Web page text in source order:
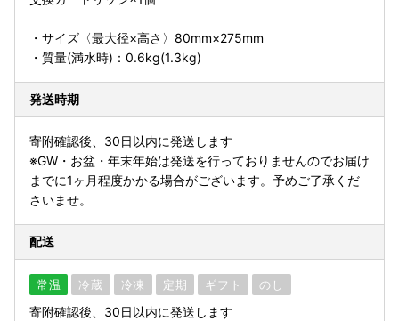
・サイズ〈最大径×高さ〉80mm×275mm
・質量(満水時)：0.6kg(1.3kg)
発送時期
寄附確認後、30日以内に発送します
※GW・お盆・年末年始は発送を行っておりませんのでお届け
までに1ヶ月程度かかる場合がございます。予めご了承くだ
さいませ。
配送
常温 冷蔵 冷凍 定期 ギフト のし
寄附確認後、30日以内に発送します